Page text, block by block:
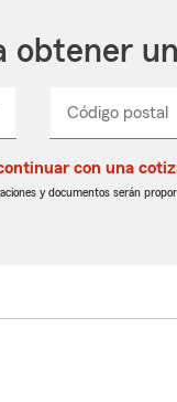
obtener
Código postal
_____
con una
y documentos serán